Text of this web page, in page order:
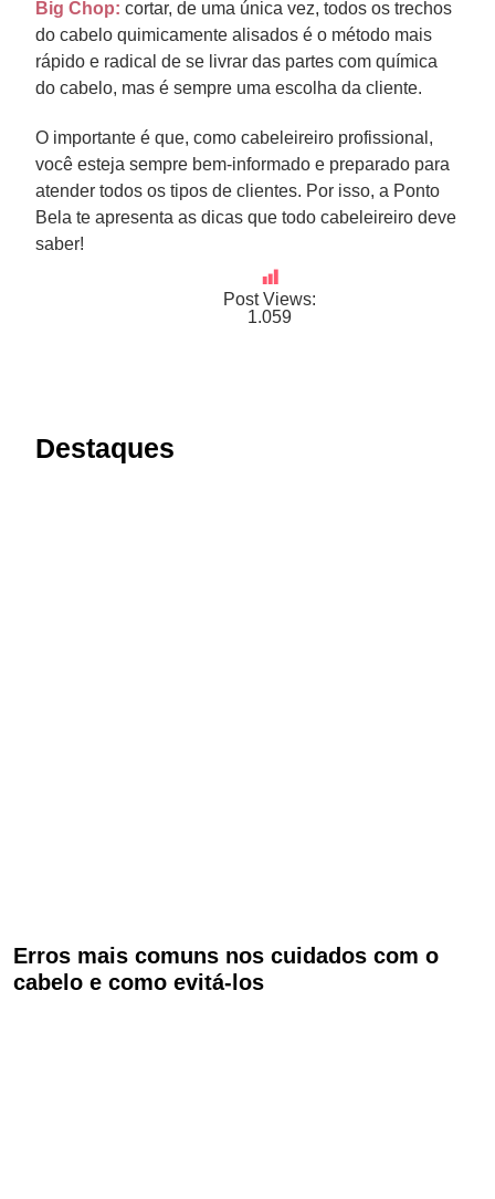
Big Chop: cortar, de uma única vez, todos os trechos
do cabelo quimicamente alisados é o método mais
rápido e radical de se livrar das partes com química
do cabelo, mas é sempre uma escolha da cliente.
O importante é que, como cabeleireiro profissional,
você esteja sempre bem-informado e preparado para
atender todos os tipos de clientes. Por isso, a Ponto
Bela te apresenta as dicas que todo cabeleireiro deve
saber!
Post Views:
1.059
Destaques
Erros mais comuns nos cuidados com o
cabelo e como evitá-los